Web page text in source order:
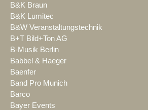
B&K Braun
B&K Lumitec
B&W Veranstaltungstechnik
B+T Bild+Ton AG
B-Musik Berlin
Babbel & Haeger
Baenfer
Band Pro Munich
Barco
Bayer Events